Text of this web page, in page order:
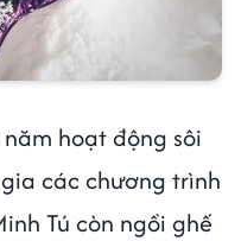
hoạt động sôi
các chương trình
Tú còn ngồi ghế